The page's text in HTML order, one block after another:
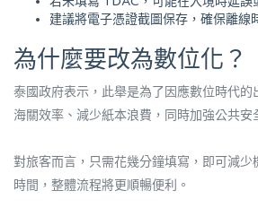
建議將電子憑證截圖保存，確保離線
為什麼要改為數位化？
泰國政府表示，此舉是為了因應數位時代的
海關效率、減少紙本浪費，同時加強公共安
對旅客而言，只需花幾分鐘填寫，即可減少
時間，整體流程將更順暢便利。